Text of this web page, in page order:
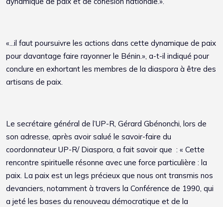
«...il faut poursuivre les actions dans cette dynamique de paix
pour davantage faire rayonner le Bénin.», a-t-il indiqué pour
conclure en exhortant les membres de la diaspora à être des
artisans de paix.
Le secrétaire général de l’UP-R, Gérard Gbénonchi, lors de
son adresse, après avoir salué le savoir-faire du
coordonnateur UP-R/ Diaspora, a fait savoir que : « Cette
rencontre spirituelle résonne avec une force particulière : la
paix. La paix est un legs précieux que nous ont transmis nos
devanciers, notamment à travers la Conférence de 1990, qui
a jeté les bases du renouveau démocratique et de la